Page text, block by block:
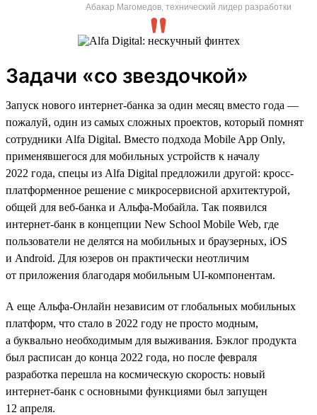
Абакар Магомедов, технический лидер разработки
Задачи «со звездочкой»
Запуск нового интернет-банка за один месяц вместо года —
пожалуй, один из самых сложных проектов, который помнят
сотрудники Alfa Digital. Вместо подхода Mobile App Only,
применявшегося для мобильных устройств к началу
2022 года, спецы из Alfa Digital предложили другой: кросс-
платформенное решение с микросервисной архитектурой,
общей для веб-банка и Альфа-Мобайла. Так появился
интернет-банк в концепции New School Mobile Web, где
пользователи не делятся на мобильных и браузерных, iOS
и Android. Для юзеров он практически неотличим
от приложения благодаря мобильным UI-компонентам.
А еще Альфа-Онлайн независим от глобальных мобильных
платформ, что стало в 2022 году не просто модным,
а буквально необходимым для выживания. Бэклог продукта
был расписан до конца 2022 года, но после февраля
разработка перешла на космическую скорость: новый
интернет-банк с основными функциями был запущен
12 апреля.